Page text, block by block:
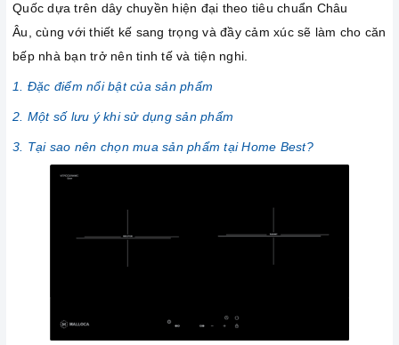
Quốc dựa trên dây chuyền hiện đại theo tiêu chuẩn Châu
Âu, cùng với thiết kế sang trọng và đầy cảm xúc sẽ làm cho căn
bếp nhà bạn trở nên tinh tế và tiện nghi.
1. Đặc điểm nổi bật của sản phẩm
2. Một số lưu ý khi sử dụng sản phẩm
3. Tại sao nên chọn mua sản phẩm tại Home Best?